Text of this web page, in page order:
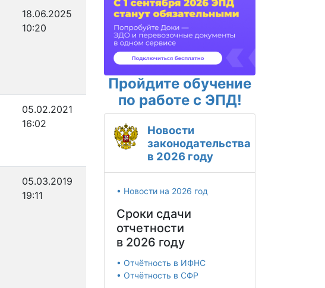
18.06.2025
10:20
05.02.2021
16:02
05.03.2019
19:11
Пройдите обучение
по работе с ЭПД!
Новости
законодательства
в 2026 году
• Новости на 2026 год
Сроки сдачи
отчетности
в 2026 году
• Отчётность в ИФНС
• Отчётность в СФР